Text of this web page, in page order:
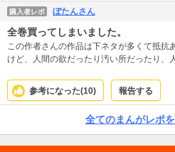
ぼ毎ページに織りなされる下ネタやギャグ
いと感動を生む独特の黄金比率が達成され
面白くなりそうだったで、続きが読みたか
購入者レポ ぼたんさん
全巻買ってしまいました。
この作者さんの作品は下ネタが多くて抵抗
けど、人間の欲だったり汚い所だったり、
ドラマを変に飾らず書いていて、私は面
タが結構リアルなので凄く調べられたんだ
した。ヒューマンギャグマンガだと思います
参考になった(10) 報告する
全てのまんがレポ